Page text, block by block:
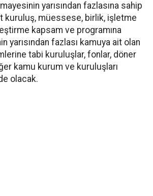
yarısından fazlasına sahip
kuruluş, müessese, birlik, işletme
kapsam ve programına
yarısından fazlası kamuya ait olan
tabi kuruluşlar, fonlar, döner
kamu kurum ve kuruluşları
olacak.